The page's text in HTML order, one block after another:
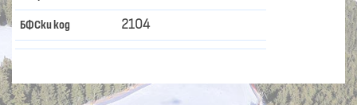
БФСки код 2104